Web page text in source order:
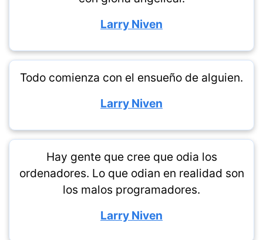
Larry Niven
Todo comienza con el ensueño de alguien.
Larry Niven
Hay gente que cree que odia los
ordenadores. Lo que odian en realidad son
los malos programadores.
Larry Niven